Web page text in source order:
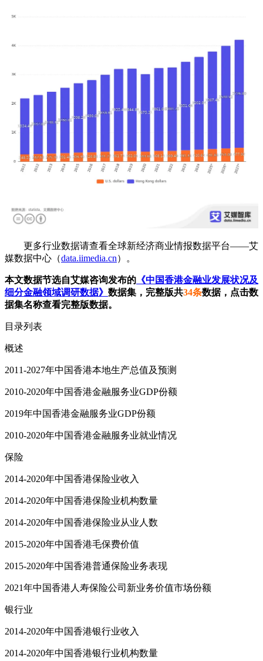
更多行业数据请查看全球新经济商业情报数据平台——艾
媒数据中心（data.iimedia.cn）。
本文数据节选自艾媒咨询发布的 《中国香港金融业发展状况及
细分金融领域调研数据》 数据集，完整版共34条数据，点击数
据集名称查看完整版数据。
目录列表
概述
2011-2027年中国香港本地生产总值及预测
2010-2020年中国香港金融服务业GDP份额
2019年中国香港金融服务业GDP份额
2010-2020年中国香港金融服务业就业情况
保险
2014-2020年中国香港保险业收入
2014-2020年中国香港保险业机构数量
2014-2020年中国香港保险业从业人数
2015-2020年中国香港毛保费价值
2015-2020年中国香港普通保险业务表现
2021年中国香港人寿保险公司新业务价值市场份额
银行业
2014-2020年中国香港银行业收入
2014-2020年中国香港银行业机构数量